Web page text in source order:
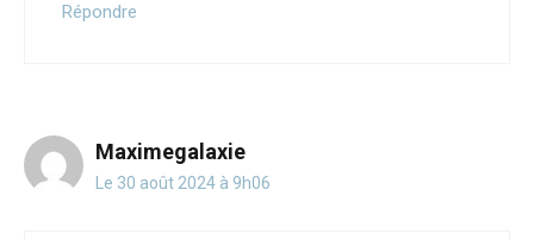
Répondre
Maximegalaxie
Le 30 août 2024 à 9h06